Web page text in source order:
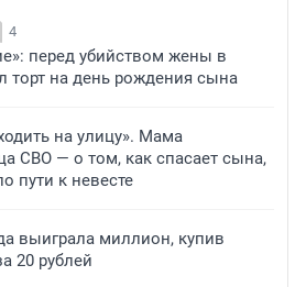
4
перед убийством жены в
торт на день рождения сына
на улицу». Мама
СВО — о том, как спасает сына,
пути к невесте
выиграла миллион, купив
20 рублей